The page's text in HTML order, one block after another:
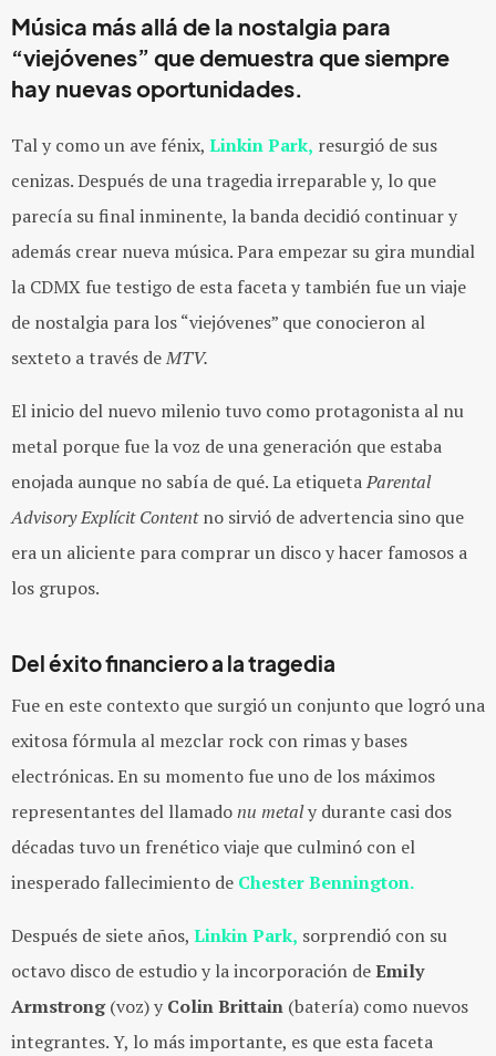
Música más allá de la nostalgia para
“viejóvenes” que demuestra que siempre
hay nuevas oportunidades.
Tal y como un ave fénix, Linkin Park, resurgió de sus
cenizas. Después de una tragedia irreparable y, lo que
parecía su final inminente, la banda decidió continuar y
además crear nueva música. Para empezar su gira mundial
la CDMX fue testigo de esta faceta y también fue un viaje
de nostalgia para los “viejóvenes” que conocieron al
sexteto a través deMTV.
El inicio del nuevo milenio tuvo como protagonista al nu
metal porque fue la voz de una generación que estaba
enojada aunque no sabía de qué. La etiquetaParental
Advisory Explícit Contentno sirvió de advertencia sino que
era un aliciente para comprar un disco y hacer famosos a
los grupos.
Del éxito financiero a la tragedia
Fue en este contexto que surgió un conjunto que logró una
exitosa fórmula al mezclar rock con rimas y bases
electrónicas. En su momento fue uno de los máximos
representantes del llamadonu metaly durante casi dos
décadas tuvo un frenético viaje que culminó con el
inesperado fallecimiento de Chester Bennington.
Después de siete años, Linkin Park, sorprendió con su
octavo disco de estudio y la incorporación deEmily
Armstrong(voz) y Colin Brittain (batería) como nuevos
integrantes. Y, lo más importante, es que esta faceta